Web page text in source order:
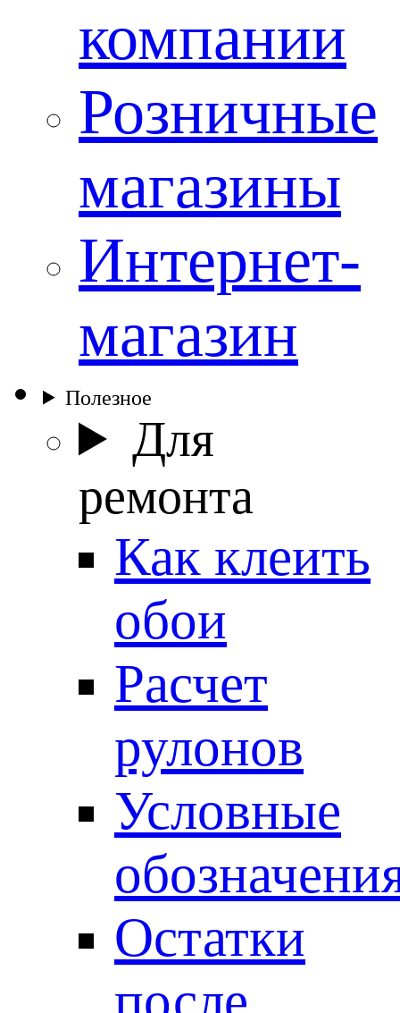
компании
Розничные
магазины
Интернет-
магазин
Полезное
Для
ремонта
Как клеить
обои
Расчет
рулонов
Условные
Остатки
после